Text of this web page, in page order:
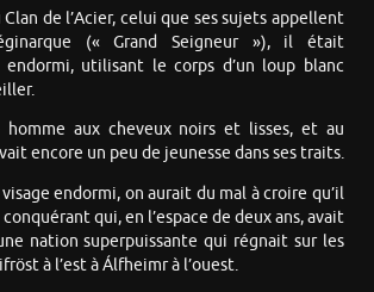
de l’Acier, celui que ses sujets appellent
(« Grand Seigneur »), il était
utilisant le corps d’un loup blanc
homme aux cheveux noirs et lisses, et au
encore un peu de jeunesse dans ses traits.
endormi, on aurait du mal à croire qu’il
qui, en l’espace de deux ans, avait
nation superpuissante qui régnait sur les
à l’est à Álfheimr à l’ouest.